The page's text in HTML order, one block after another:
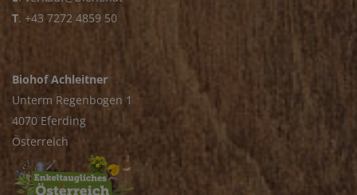
T. +43 7272 4859 50
Biohof Achleitner
Unterm Regenbogen 1
4070 Eferding
Österreich